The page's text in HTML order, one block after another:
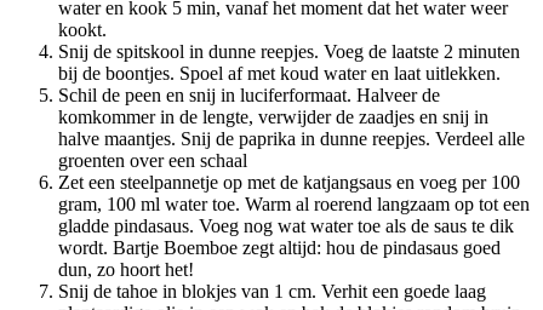
water en kook 5 min, vanaf het moment dat het water weer
kookt.
Snij de spitskool in dunne reepjes. Voeg de laatste 2 minuten
bij de boontjes. Spoel af met koud water en laat uitlekken.
Schil de peen en snij in luciferformaat. Halveer de
komkommer in de lengte, verwijder de zaadjes en snij in
halve maantjes. Snij de paprika in dunne reepjes. Verdeel alle
groenten over een schaal
Zet een steelpannetje op met de katjangsaus en voeg per 100
gram, 100 ml water toe. Warm al roerend langzaam op tot een
gladde pindasaus. Voeg nog wat water toe als de saus te dik
wordt. Bartje Boemboe zegt altijd: hou de pindasaus goed
dun, zo hoort het!
Snij de tahoe in blokjes van 1 cm. Verhit een goede laag